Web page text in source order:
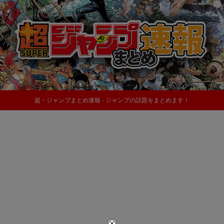
超・ジャンプまとめ速報 - ジャンプの話題をまとめます！